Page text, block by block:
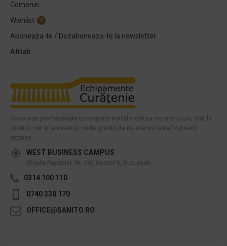
Comenzi
Wishlist
0
Aboneaza-te / Dezaboneaza-te la newsletter
Afiliati
Covorase profesionale concepute astfel incat sa reziste uzurii, atat la
interior, cat si la exterior, unde gradul de murdarire si traficul sunt
intense.
WEST BUSINESS CAMPUS
Strada Preciziei, Nr, 3W, Sector 6, Bucuresti
0314 100 110
0740 230 170
OFFICE@SANITO.RO